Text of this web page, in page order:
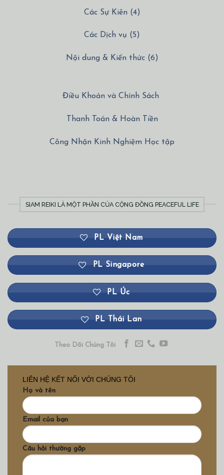
Các Sự Kiên (4)
Các Dịch vụ (5)
Nội dung & Kiến thức (6)
Điều Khoản và Chính Sách
Thanh Toán & Hoàn Tiền
Công Nhận Kinh Nghiệm Học tập
SIAM REIKI LÀ MỘT PHẦN CỦA CỘNG ĐỒNG PEACEFUL LIFE
PL Việt Nam
PL Singapore
PL Úc
PL Thái Lan
Theo Dõi Chúng Tôi
LIÊN HỆ KẾT NỐI VỚI CHÚNG TÔI
Họ và tên
Email của bạn
Câu hỏi thường gặp